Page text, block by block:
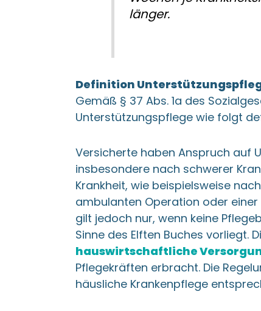
länger.
Definition
Gemäß § 37 Abs. 1a des
Unterstützungspflege wie folgt
Versicherte haben Anspruch auf
insbesondere nach schwerer
Krankheit, wie beispielsweise
ambulanten Operation oder
gilt jedoch nur, wenn keine
Sinne des Elften Buches vorliegt.
hauswirtschaftliche
Pflegekräften erbracht. Die
häusliche Krankenpflege